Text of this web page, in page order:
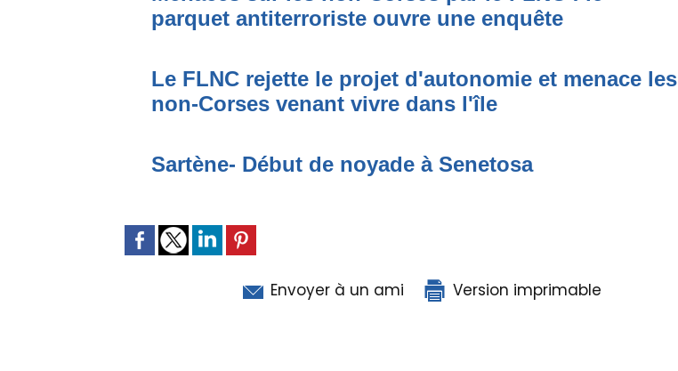
parquet antiterroriste ouvre une enquête
Le FLNC rejette le projet d'autonomie et menace les
non-Corses venant vivre dans l'île
Sartène- Début de noyade à Senetosa
Envoyer à un ami Version imprimable